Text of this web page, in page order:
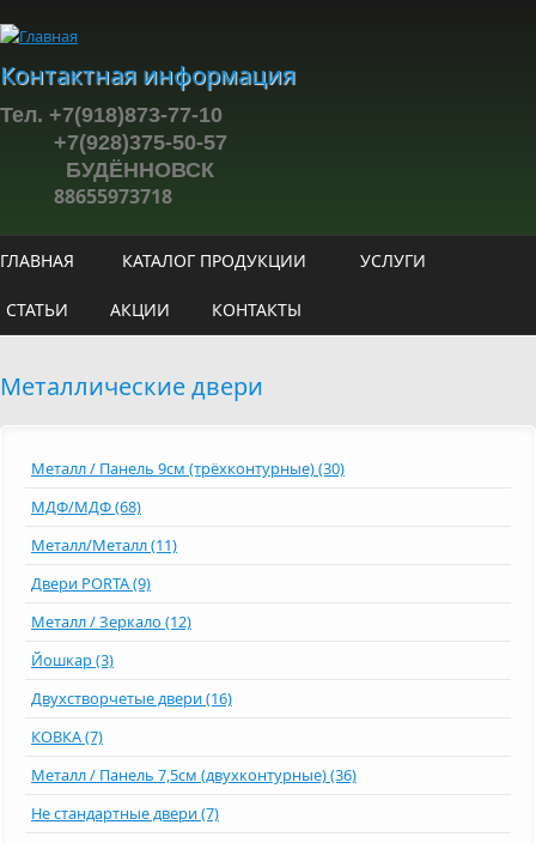
Контактная информация
Тел. +7(918)873-77-10
+7(928)375-50-57
БУДЁННОВСК
88655973718
ГЛАВНАЯ КАТАЛОГ ПРОДУКЦИИ УСЛУГИ
СТАТЬИ АКЦИИ КОНТАКТЫ
Металлические двери
Металл / Панель 9см (трёхконтурные) (30)
МДФ/МДФ (68)
Металл/Металл (11)
Двери PORTA (9)
Металл / Зеркало (12)
Йошкар (3)
Двухстворчетые двери (16)
КОВКА (7)
Металл / Панель 7,5см (двухконтурные) (36)
Не стандартные двери (7)